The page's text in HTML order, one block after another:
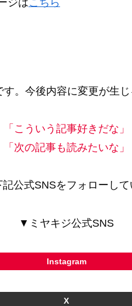
ジはこちら
。今後内容に変更が生じ
「こういう記事好きだな」
「次の記事も読みたいな」
公式SNSをフォローして
▼ミヤキジ公式SNS
Instagram
X